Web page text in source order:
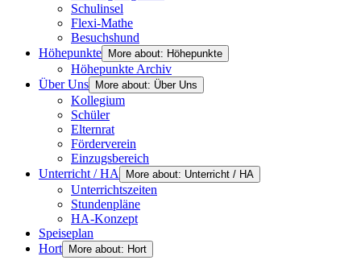
Schulinsel
Flexi-Mathe
Besuchshund
Höhepunkte
More about: Höhepunkte
Höhepunkte Archiv
Über Uns
More about: Über Uns
Kollegium
Schüler
Elternrat
Förderverein
Einzugsbereich
Unterricht / HA
More about: Unterricht / HA
Unterrichtszeiten
Stundenpläne
HA-Konzept
Speiseplan
Hort
More about: Hort